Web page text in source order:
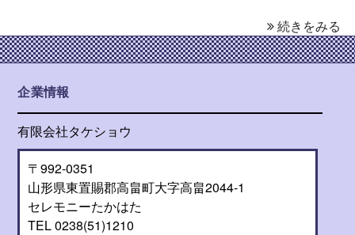
続きをみる
企業情報
有限会社タケショウ
〒992-0351
山形県東置賜郡高畠町大字高畠2044-1
セレモニーたかはた
TEL 0238(51)1210